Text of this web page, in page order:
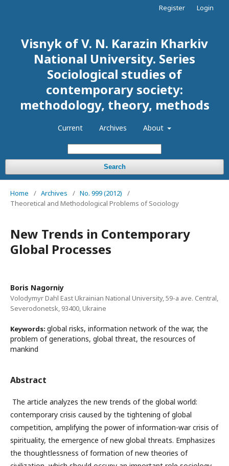
Visnyk of V. N. Karazin Kharkiv
National University. Series
Sociological studies of
contemporary society:
methodology, theory, methods
Current Archives About
Search
Register Login
Home / Archives / No. 999 (2012)
/
Theoretical and Methodological Problems of Sociology
New Trends in Contemporary
Global Processes
Boris Nagorniy
Volodymyr Dahl East Ukrainian National University, 59-a ave. Central,
Severodonetsk, 93400, Ukraine
Keywords: global risks, information network of the war, the
problem of generations, global threat, the resources of
mankind
Abstract
The article analyzes the new trends of the global world:
contemporary crisis caused by the tightening of global
competition, amplifying the power of information-war crisis of
spirituality, the emergence of new global threats. Emphasizes
the thoughtlessness of formation of new theories of